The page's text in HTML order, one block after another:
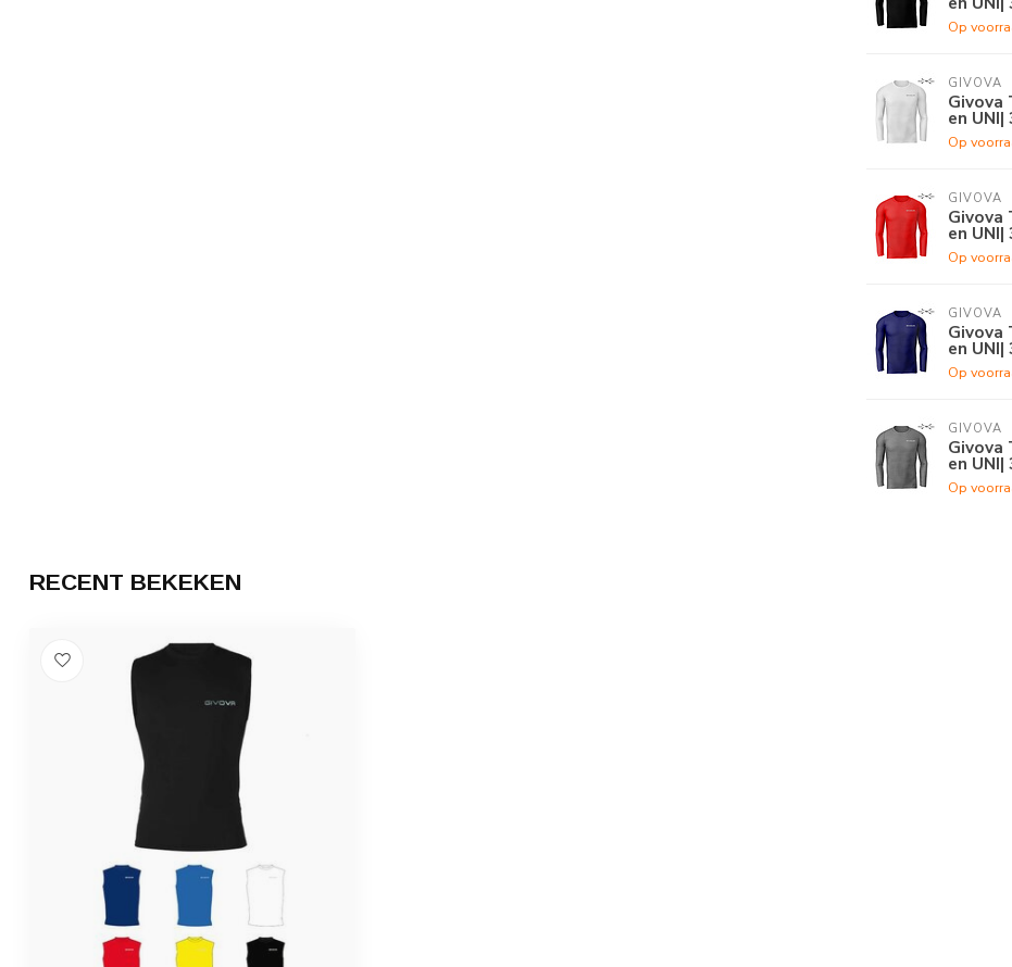
Op
GIVOVA
Givova
en
Op
GIVOVA
Givova
en UNI|
Op
GIVOVA
Givova
en UNI|
Op
GIVOVA
Givova
en
Op
RECENT BEKEKEN